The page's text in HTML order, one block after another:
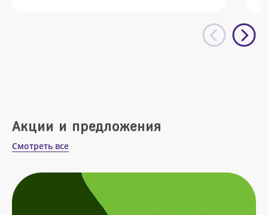
Акции и предложения
Смотреть все